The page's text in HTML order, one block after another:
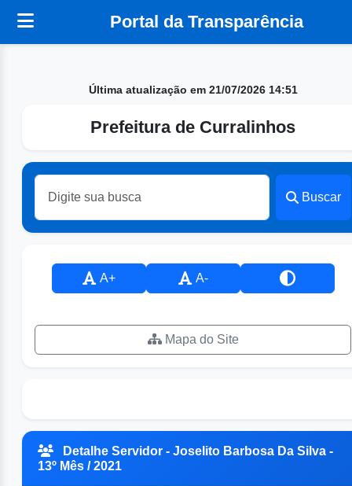
Portal da Transparência
Última atualização em 21/07/2026 14:51
Prefeitura de Curralinhos
Buscar
A+ A-
Mapa do Site
Detalhe Servidor - Joselito Barbosa Da Silva -
13º Mês / 2021